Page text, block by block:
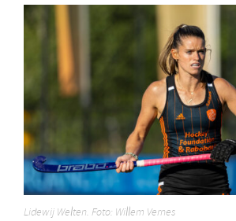
Lidewij Welten. Foto: Willem Vernes